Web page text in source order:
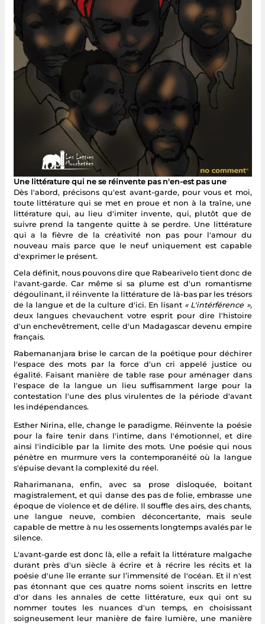
Une littérature qui ne se réinvente pas n'en-est pas une
Dès l'abord, précisons qu'est avant-garde, pour vous et moi,
toute littérature qui se met en proue et non à la traîne, une
littérature qui, au lieu d'imiter invente, qui, plutôt que de
suivre prend la tangente quitte à se perdre. Une littérature
qui a la fièvre de la créativité non pas pour l'amour du
nouveau mais parce que le neuf uniquement est capable
d'exprimer le présent.
Cela définit, nous pouvons dire que Rabearivelo tient donc de
l'avant-garde. Car même si sa plume est d'un romantisme
dégoulinant, il réinvente la littérature de là-bas par les trésors
de la langue et de la culture d'ici. En lisant « L'intérférence »,
deux langues chevauchent votre esprit pour dire l'histoire
d'un enchevêtrement, celle d'un Madagascar devenu empire
français.
Rabemananjara brise le carcan de la poétique pour déchirer
l'espace des mots par la force d'un cri appelé justice ou
égalité. Faisant manière de table rase pour aménager dans
l'espace de la langue un lieu suffisamment large pour la
contestation l'une des plus virulentes de la période d'avant
les indépendances.
Esther Nirina, elle, change le paradigme. Réinvente la poésie
pour la faire tenir dans l'intime, dans l'émotionnel, et dire
ainsi l'indicible par la limite des mots. Une poésie qui nous
pénètre en murmure vers la contemporanéité où la langue
s'épuise devant la complexité du réel.
Raharimanana, enfin, avec sa prose disloquée, boitant
magistralement, et qui danse des pas de folie, embrasse une
époque de violence et de délire. Il souffle des airs, des chants,
une langue neuve, combien déconcertante, mais seule
capable de mettre à nu les ossements longtemps avalés par le
silence.
L'avant-garde est donc là, elle a refait la littérature malgache
durant près d'un siècle à écrire et à récrire les récits et la
poésie d'une île errante sur l’immensité de l'océan. Et il n'est
pas étonnant que ces quatre noms soient inscrits en lettre
d'or dans les annales de cette littérature, eux qui ont su
nommer toutes les nuances d'un temps, en choisissant
soigneusement leur manière de faire lumière, une manière